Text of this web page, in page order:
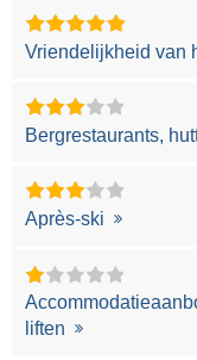
Vriendelijkheid van
Bergrestaurants,
Après-ski
liften